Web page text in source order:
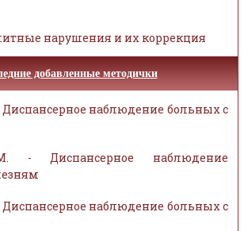
нарушения и их коррекция
добавленные методички
наблюдение больных с
- Диспансерное наблюдение
наблюдение больных с